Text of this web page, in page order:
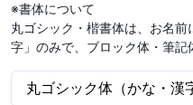
※書体について
丸ゴシック・楷書体は、お名
字」のみで、ブロック体・筆記